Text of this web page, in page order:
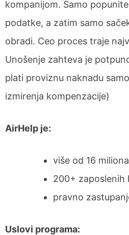
kompanijom. Samo
podatke, a zatim samo
obradi. Ceo proces traje
Unošenje zahteva je
plati proviznu naknadu
izmirenja kompenzacije)
AirHelp je:
više od 16
200+ zaposlenih
pravno
Uslovi programa: